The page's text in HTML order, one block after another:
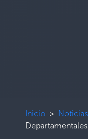
Inicio > Noticias